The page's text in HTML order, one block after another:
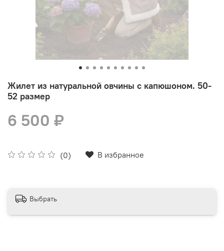
Жилет из натуральной овчины с капюшоном. 50-
52 размер
(0) В избранное
6 500 ₽
Выбрать